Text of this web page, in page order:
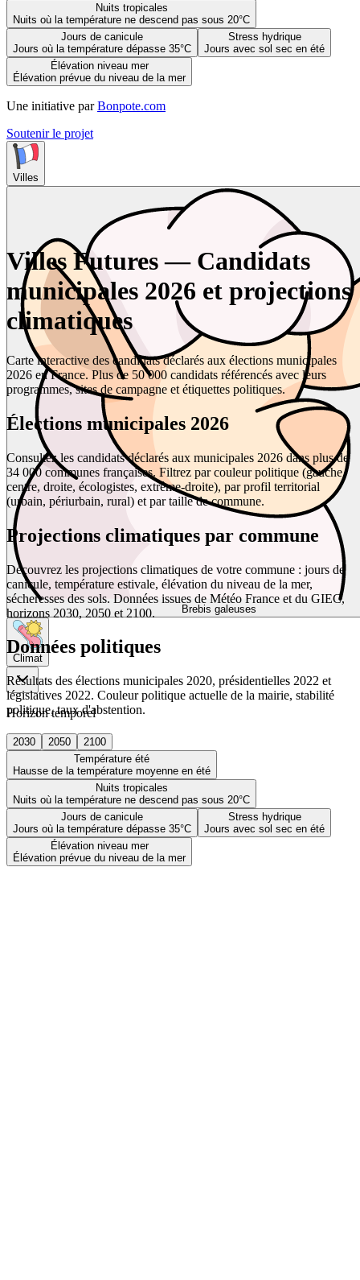
Nuits tropicales
Nuits où la température ne descend pas sous 20°C
Jours de canicule
Jours où la température dépasse 35°C
Stress hydrique
Jours avec sol sec en été
Élévation niveau mer
Élévation prévue du niveau de la mer
Une initiative par Bonpote.com
Soutenir le projet
Villes
Brebis galeuses
Climat
Horizon temporel
2030 2050
2100
Température été
Hausse de la température moyenne en été
Nuits tropicales
Nuits où la température ne descend pas sous 20°C
Jours de canicule
Jours où la température dépasse 35°C
Stress hydrique
Jours avec sol sec en été
Élévation niveau mer
Élévation prévue du niveau de la mer
Villes Futures — Candidats
municipales 2026 et projections
climatiques
Carte interactive des candidats déclarés aux élections municipales
2026 en France. Plus de 50 000 candidats référencés avec leurs
programmes, sites de campagne et étiquettes politiques.
Élections municipales 2026
Consultez les candidats déclarés aux municipales 2026 dans plus de
34 000 communes françaises. Filtrez par couleur politique (gauche,
centre, droite, écologistes, extrême-droite), par profil territorial
(urbain, périurbain, rural) et par taille de commune.
Projections climatiques par commune
Découvrez les projections climatiques de votre commune : jours de
canicule, température estivale, élévation du niveau de la mer,
sécheresses des sols. Données issues de Météo France et du GIEC,
horizons 2030, 2050 et 2100.
Données politiques
Résultats des élections municipales 2020, présidentielles 2022 et
législatives 2022. Couleur politique actuelle de la mairie, stabilité
politique, taux d'abstention.